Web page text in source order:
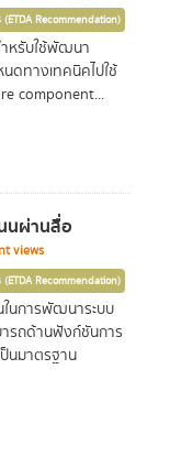
Recommendation)
หรับใช้พัฒนา
ดทางเทคนิคไปใช้
component...
นผ่านสื่อ
views
Recommendation)
นการพัฒนาระบบ
รถด้านฟังก์ชันการ
นมาตรฐาน